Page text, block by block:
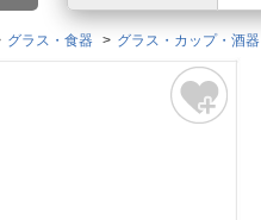
ログイン
グラス・食器 グラス・カップ・酒器